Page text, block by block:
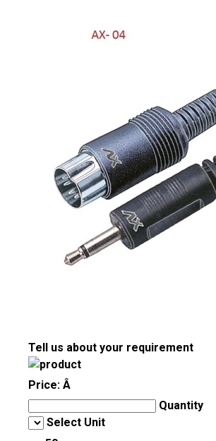
Tell us about your requirement
Price: Â
Quantity
Select Unit